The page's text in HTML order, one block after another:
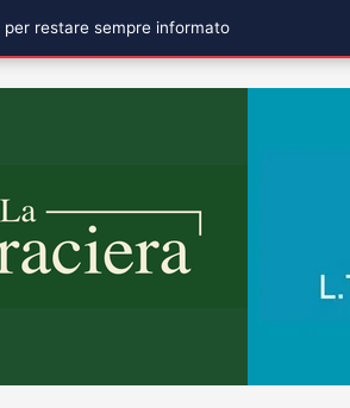
restare sempre informato